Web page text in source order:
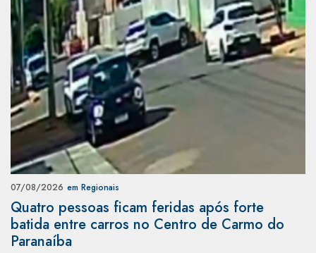
07/08/2026 em Regionais
Quatro pessoas ficam feridas após forte
batida entre carros no Centro de Carmo do
Paranaíba